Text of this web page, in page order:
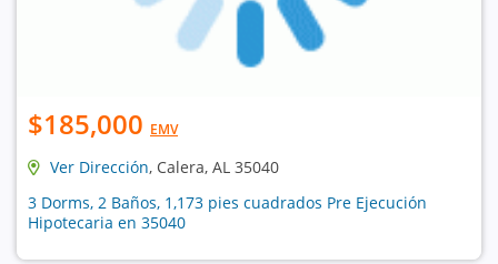
$185,000 EMV
Ver Dirección, Calera, AL 35040
3 Dorms, 2 Baños, 1,173 pies cuadrados Pre Ejecución
Hipotecaria en 35040